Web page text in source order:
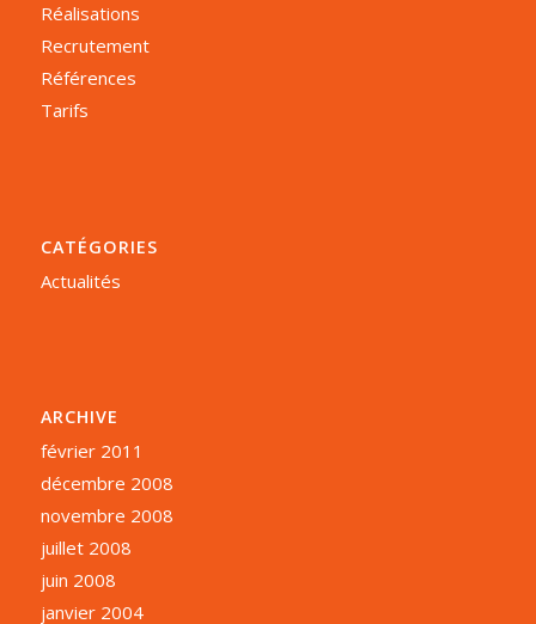
Réalisations
Recrutement
Références
Tarifs
CATÉGORIES
Actualités
ARCHIVE
février 2011
décembre 2008
novembre 2008
juillet 2008
juin 2008
janvier 2004